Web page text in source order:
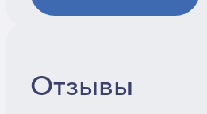
Отзывы